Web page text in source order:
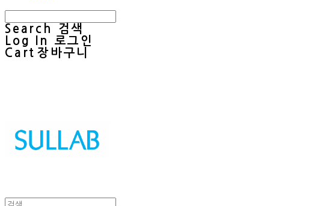
Search
검색
Log In
로그인
Cart 장바구니